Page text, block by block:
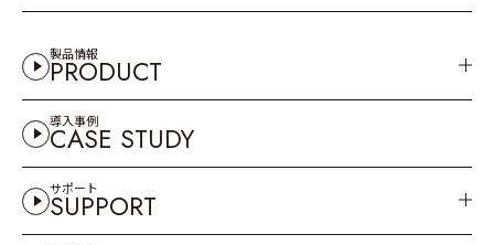
製品情報
PRODUCT
導入事例
CASE STUDY
サポート
SUPPORT